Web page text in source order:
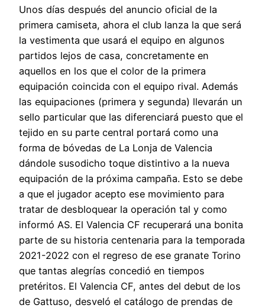
Unos días después del anuncio oficial de la
primera camiseta, ahora el club lanza la que será
la vestimenta que usará el equipo en algunos
partidos lejos de casa, concretamente en
aquellos en los que el color de la primera
equipación coincida con el equipo rival. Además
las equipaciones (primera y segunda) llevarán un
sello particular que las diferenciará puesto que el
tejido en su parte central portará como una
forma de bóvedas de La Lonja de Valencia
dándole susodicho toque distintivo a la nueva
equipación de la próxima campaña. Esto se debe
a que el jugador acepto ese movimiento para
tratar de desbloquear la operación tal y como
informó AS. El Valencia CF recuperará una bonita
parte de su historia centenaria para la temporada
2021-2022 con el regreso de ese granate Torino
que tantas alegrías concedió en tiempos
pretéritos. El Valencia CF, antes del debut de los
de Gattuso, desveló el catálogo de prendas de